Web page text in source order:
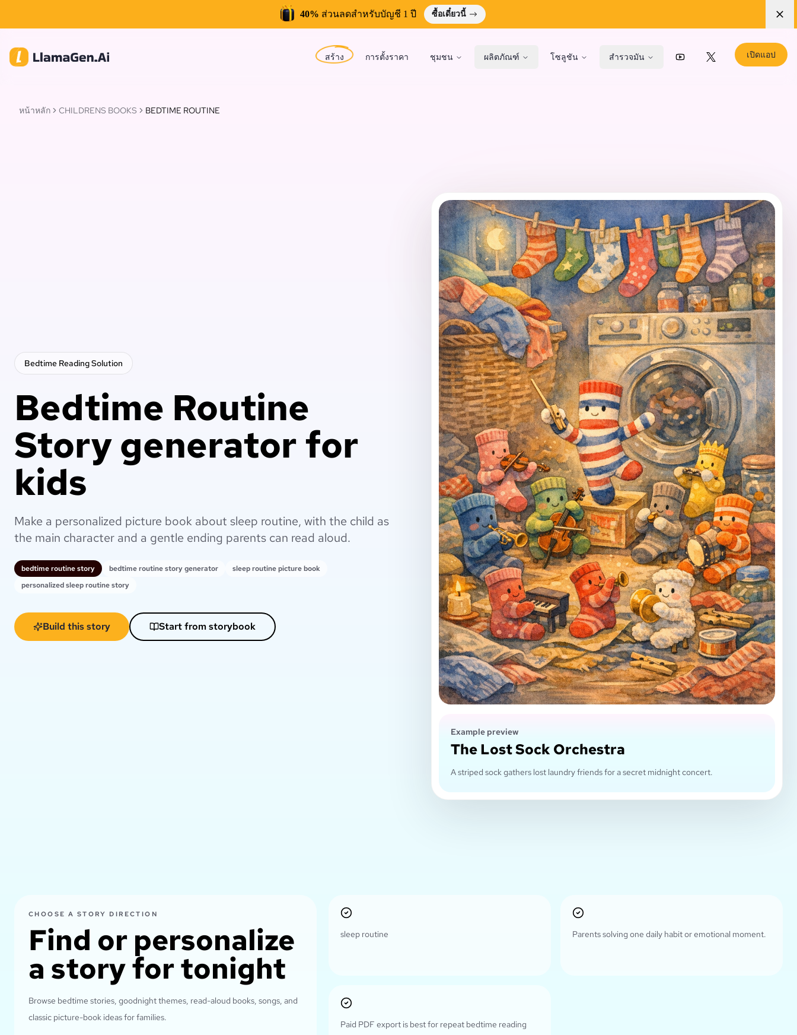
40% ส่วนลดสำหรับบัญชี 1 ปี ซื้อเดี๋ยวนี้
สร้าง การตั้งราคา ชุมชน ผลิตภัณฑ์ โซลูชัน สำรวจมัน YouTubeX (Twitter)
เปิดแอป
หน้าหลัก CHILDRENS BOOKS BEDTIME ROUTINE
Bedtime ReadingSolution
Bedtime Routine
Story generator for
kids
Make a personalized picture book about sleep routine, with the child as
the main character and a gentle ending parents can read aloud.
bedtime routine story bedtime routine story generator
sleep routine picture book
personalized sleep routine story
Build this story Start from storybook
Example preview
The Lost Sock Orchestra
A striped sock gathers lost laundry friends for a secret midnight concert.
CHOOSE A STORY DIRECTION
Find or personalize
a story for tonight
Browse bedtime stories, goodnight themes, read-aloud books, songs, and
classic picture-book ideas for families.
sleep routine Parents solving one daily habit or emotional moment.
Paid PDF export is best for repeat bedtime reading